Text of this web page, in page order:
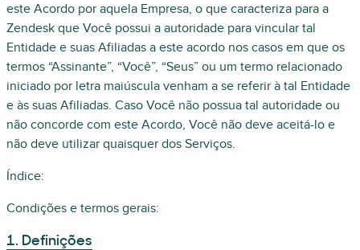
este Acordo por aquela Empresa, o que caracteriza para a
Zendesk que Você possui a autoridade para vincular tal
Entidade e suas Afiliadas a este acordo nos casos em que os
termos “Assinante”, “Você”, “Seus” ou um termo relacionado
iniciado por letra maiúscula venham a se referir à tal Entidade
e às suas Afiliadas. Caso Você não possua tal autoridade ou
não concorde com este Acordo, Você não deve aceitá-lo e
não deve utilizar quaisquer dos Serviços.
Índice:
Condições e termos gerais:
1. Definições